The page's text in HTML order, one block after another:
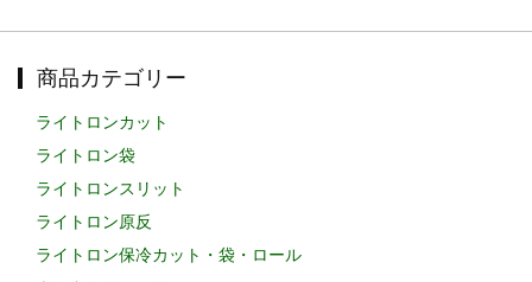
商品カテゴリー
ライトロンカット
ライトロン袋
ライトロンスリット
ライトロン原反
ライトロン保冷カット・袋・ロール